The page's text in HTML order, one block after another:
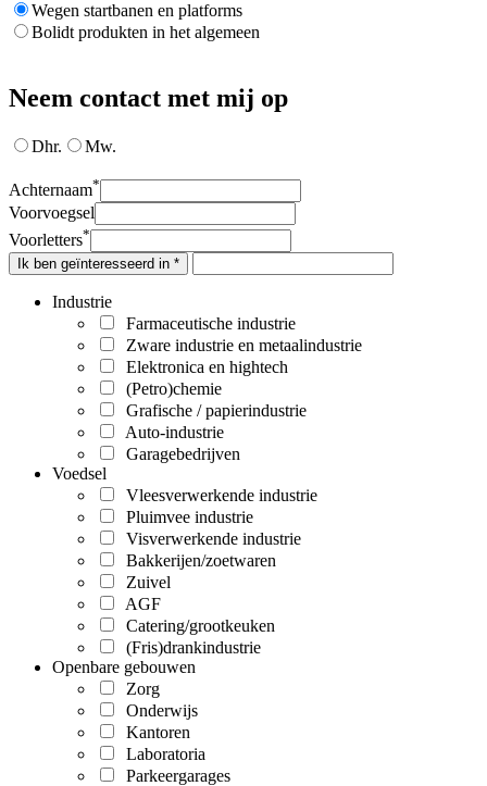
Wegen startbanen en platforms
Bolidt produkten in het algemeen
Neem contact met mij op
Dhr. Mw.
Achternaam*
Voorvoegsel
Voorletters*
Ik ben geïnteresseerd in *
Industrie
Farmaceutische industrie
Zware industrie en metaalindustrie
Elektronica en hightech
(Petro)chemie
Grafische / papierindustrie
Auto-industrie
Garagebedrijven
Voedsel
Vleesverwerkende industrie
Pluimvee industrie
Visverwerkende industrie
Bakkerijen/zoetwaren
Zuivel
AGF
Catering/grootkeuken
(Fris)drankindustrie
Openbare gebouwen
Zorg
Onderwijs
Kantoren
Laboratoria
Parkeergarages